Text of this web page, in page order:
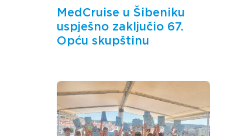
MedCruise u Šibeniku
uspješno zaključio 67.
Opću skupštinu